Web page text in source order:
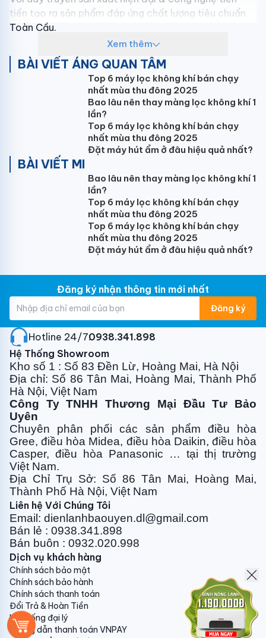
tiến tạo ra sản phẩm đáp ứng chất lượng tiêu chuẩn
Toàn Cầu.
Diện tích 40m2, Nagakawa NS-
C24R2U86 lựa chọn tuyệt vời cho Bạn
Do được sản xuất tại Malaysia với dây truyền công
nghệ hiện đại vì thế mà thiết kế của điều hòa
Nagakawa NS-C24R2U86 tinh tế sang trọng từ mọi
góc nhìn dễ dàng lắp đặt và làm nổi bật mọi không
Với công suấtđiều hòa 24000BTU
C24R2U86 lựa chọn lắp đặt tuyệt vờicho diện tích
: Phòng khách, phòng làm việc, phòng
Làm lạnh nhanh vận hành êm ái
Điều hòa Nagakawa 24000 BTU NS-C24R2U86 có
cảm giác mát lạnh ngay tức thì ngay khi sử dụng chỉ
sau vài phút.
Động cơ vận hành êm ái, độ ồn ở mức thấp nhất đem
đến cho bạn không gian yên tĩnh làm việc, nghỉ ngơi
thoải mái.
Công nghệ Nano Ag+ CHẲNG SỢ vi khuẩn,
vi rút
Trước tình trạng ô nhiễm không khí khói bụi ngày
càng nhiều đặc biệt ở các thành phố lớn: Hà Nội, TP,
Hồ Chí Minh...ảnh hưởng nghiêm trọng đến sức khỏe
của mọi trường.
Do thực tế tình trạng thời tiết của nước ta nồm
ẩm...nấm mốc, vi khuẩn & vi rút có cơ hội sinh sôi
phát triển nhanh chóng.
Hiểu được điều đó máy điều hòa Nagakawa được
trang bị công nghệ nano Ag+ có khả năng kháng
khuẩn, khử mùi hiệu quả đem đến một môi trường
sống trong lành và bảo vệ tốt nhất cho sức khỏe của
bạn và những người thân yêu.
Xem thêm
BÀI VIẾT ÁNG QUAN TÂM
Top 6 máy lọc không khí bán chạy
nhất mùa thu đông 2025
Bao lâu nên thay màng lọc không khí 1
lần?
Top 6 máy lọc không khí bán chạy
nhất mùa thu đông 2025
Đặt máy hút ẩm ở đâu hiệu quả nhất?
BÀI VIẾT MI
Bao lâu nên thay màng lọc không khí 1
lần?
Top 6 máy lọc không khí bán chạy
nhất mùa thu đông 2025
Top 6 máy lọc không khí bán chạy
nhất mùa thu đông 2025
Đặt máy hút ẩm ở đâu hiệu quả nhất?
Đăng ký nhận thông tin mới nhất
Đăng ký
Hotline 24/7:0938.341.898
Hệ Thống Showroom
Kho số 1 : Số 83 Đền Lừ, Hoàng Mai, Hà Nội
Địa chỉ: Số 86 Tân Mai, Hoàng Mai, Thành Phố
Hà Nội, Việt Nam
Công Ty TNHH Thương Mại Đầu Tư Bảo
Uyên
Chuyên phân phối các sản phẩm điều hòa
Gree, điều hòa Midea, điều hòa Daikin, điều hòa
Casper, điều hòa Panasonic … tại thị trường
Việt Nam.
Địa Chỉ Trụ Sở: Số 86 Tân Mai, Hoàng Mai,
Thành Phố Hà Nội, Việt Nam
Liên hệ Với Chúng Tôi
Email: dienlanhbaouyen.dl@gmail.com
Bán lẻ : 0938.341.898
Bán buôn : 0932.020.998
Dịch vụ khách hàng
Chính sách bảo mật
Chính sách bảo hành
Chính sách thanh toán
Đổi Trả & Hoàn Tiền
Hệ thống đại lý
Hướng dẫn thanh toán VNPAY